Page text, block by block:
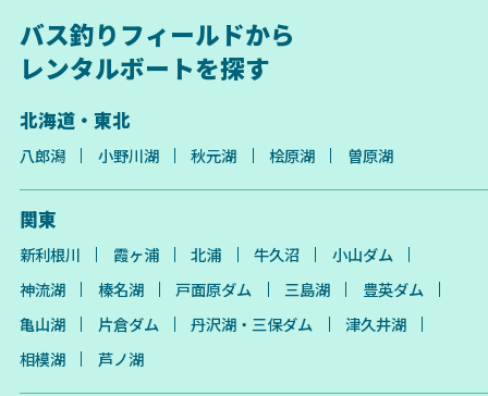
バス釣りフィールドから
レンタルボートを探す
北海道・東北
八郎潟 小野川湖 秋元湖 桧原湖 曽原湖
関東
新利根川 霞ヶ浦 北浦 牛久沼
小山ダム
神流湖
榛名湖 戸面原ダム 三島湖
豊英ダム
亀山湖
片倉ダム 丹沢湖・三保ダム
津久井湖
相模湖
芦ノ湖